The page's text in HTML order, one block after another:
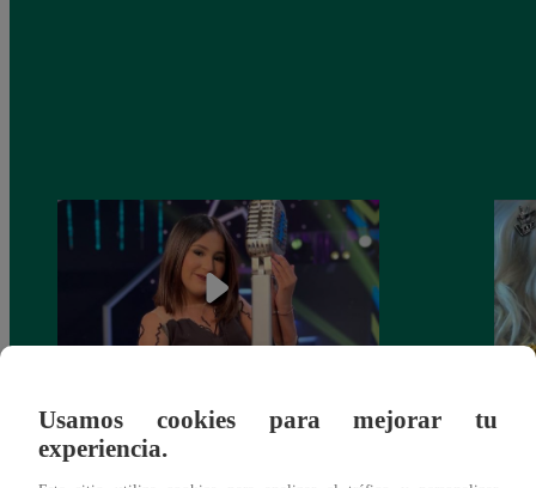
¡Imitadora de Laura Pausini se consagró
ganadora de Yo Soy: Nueva Generación!
Usamos cookies para mejorar tu
experiencia.